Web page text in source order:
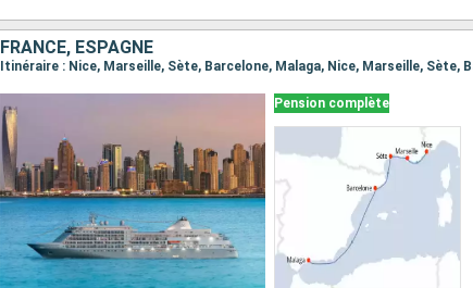
FRANCE, ESPAGNE
Itinéraire : Nice, Marseille, Sète, Barcelone, Malaga, Nice, Marseille, Sète,
Pension complète